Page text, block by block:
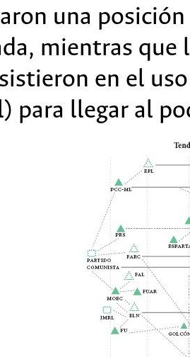
una
mientras que
en el
para llegar al